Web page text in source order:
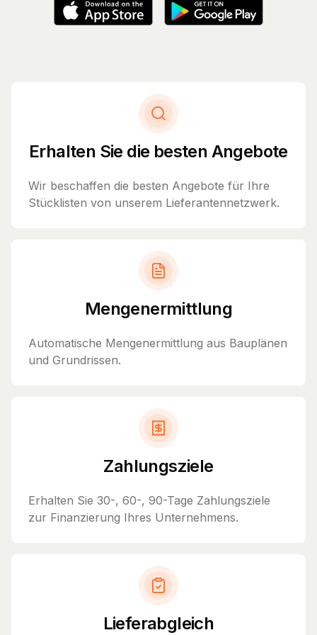
Erhalten Sie die besten Angebote
Wir beschaffen die besten Angebote für Ihre
Stücklisten von unserem Lieferantennetzwerk.
Mengenermittlung
Automatische Mengenermittlung aus Bauplänen
und Grundrissen.
Zahlungsziele
Erhalten Sie 30-, 60-, 90-Tage Zahlungsziele
zur Finanzierung Ihres Unternehmens.
Lieferabgleich